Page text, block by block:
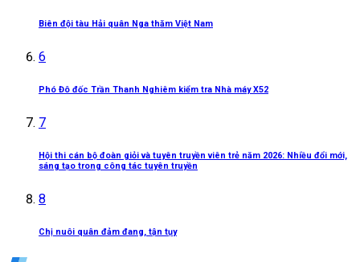
Biên đội tàu Hải quân Nga thăm Việt Nam
6
Phó Đô đốc Trần Thanh Nghiêm kiểm tra Nhà máy X52
7
Hội thi cán bộ đoàn giỏi và tuyên truyền viên trẻ năm 2026: Nhiều đổi mới,
sáng tạo trong công tác tuyên truyền
8
Chị nuôi quân đảm đang, tận tụy